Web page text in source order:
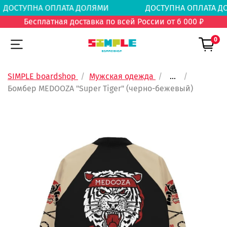
ДОСТУПНА ОПЛАТА ДОЛЯМИ
ДОСТУПНА
Бесплатная доставка по всей России от 6 000 ₽
0
SIMPLE boardshop Мужская одежда
...
Бомбер MEDOOZA "Super Tiger" (черно-бежевый)